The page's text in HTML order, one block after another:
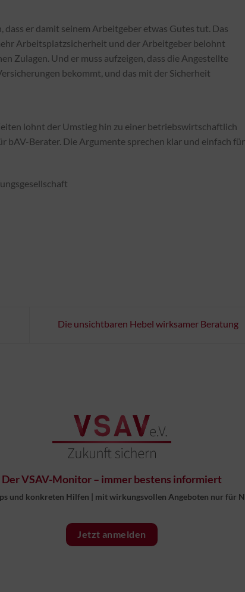
er damit seinem Arbeitgeber etwas Gutes tut. Das
Arbeitsplatzsicherheit und der Arbeitgeber belohnt
Zulagen. Und er muss aufzeigen, dass die Angestellte
bekommt, und das mit der Sicherheit
lohnt der Umstieg hin zu einer betriebswirtschaftlich
bAV-Berater. Die Argumente sprechen klar und einfach für
Die unsichtbaren Hebel wirksamer Beratung
Der VSAV-Monitor – immer bestens informiert
und konkreten Hilfen | mit wirkungsvollen Angeboten nur für
Jetzt anmelden